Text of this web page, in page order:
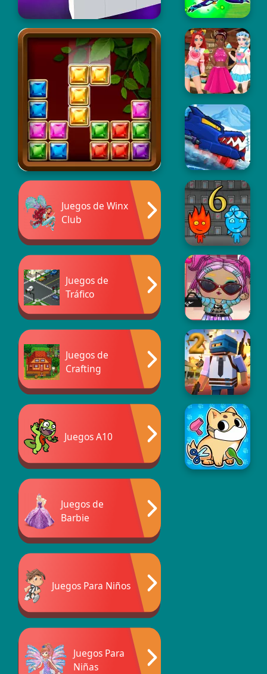
Juegos de Winx
Club
Juegos de
Tráfico
Juegos de
Crafting
Juegos A10
Juegos de
Barbie
Juegos Para Niños
Juegos Para
Niñas